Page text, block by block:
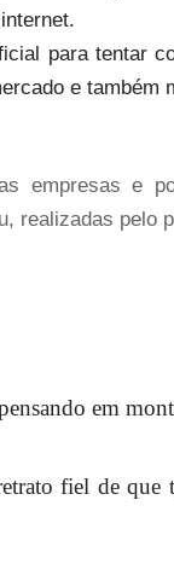
internet.
para tentar
e também
empresas e
realizadas pelo
em
fiel de